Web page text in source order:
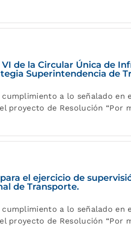
de la Circular Única de
Superintendencia de
a lo señalado en
de Resolución “Por
el ejercicio de
de Transporte.
a lo señalado en
de Resolución “Por